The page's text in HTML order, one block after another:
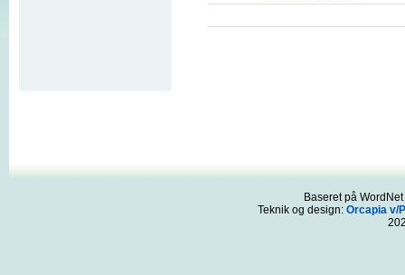
Baseret på
Teknik og design: Orcapia v/